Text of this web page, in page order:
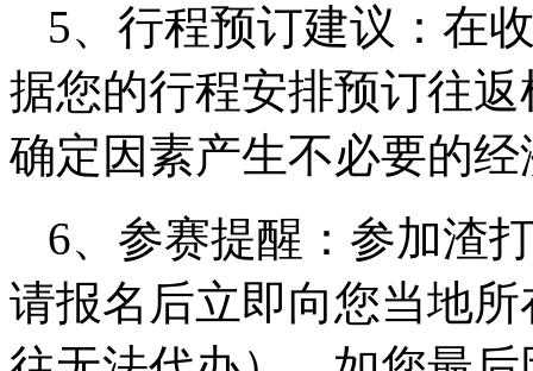
5、行程预订建议：在
据您的行程安排预订往
确定因素产生不必要的
6、参赛提醒：参加渣
请报名后立即向您当地